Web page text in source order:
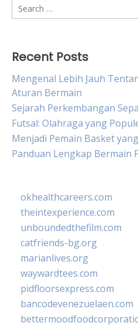
Search
for:
Recent Posts
Mengenal Lebih Jauh
Aturan Bermain
Sejarah Perkembangan
Futsal: Olahraga yang
Menjadi Pemain Basket
Panduan Lengkap Bermain
okhealthcareers.com
theintexperience.com
unboundedthefilm.com
catfriends-bg.org
marianlives.org
waywardtees.com
pidfloorsexpress.com
bancodevenezuelaen.com